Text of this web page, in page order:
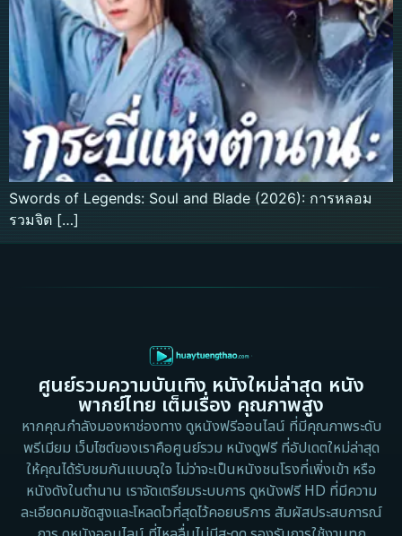
Swords of Legends: Soul and Blade (2026): การหลอม
รวมจิต […]
ศูนย์รวมความบันเทิง หนังใหม่ล่าสุด หนัง
พากย์ไทย เต็มเรื่อง คุณภาพสูง
หากคุณกำลังมองหาช่องทาง ดูหนังฟรีออนไลน์ ที่มีคุณภาพระดับ
พรีเมียม เว็บไซต์ของเราคือศูนย์รวม หนังดูฟรี ที่อัปเดตใหม่ล่าสุด
ให้คุณได้รับชมกันแบบจุใจ ไม่ว่าจะเป็นหนังชนโรงที่เพิ่งเข้า หรือ
หนังดังในตำนาน เราจัดเตรียมระบบการ ดูหนังฟรี HD ที่มีความ
ละเอียดคมชัดสูงและโหลดไวที่สุดไว้คอยบริการ สัมผัสประสบการณ์